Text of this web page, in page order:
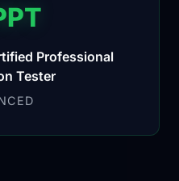
Professional
Tester